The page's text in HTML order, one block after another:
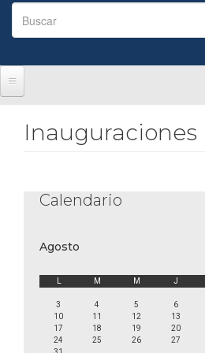
Formulario
de
búsqueda
Inauguraciones
Calendario
Agosto
L M M J
3
4 5 6
10
11 12 13
17
18 19 20
24
25 26 27